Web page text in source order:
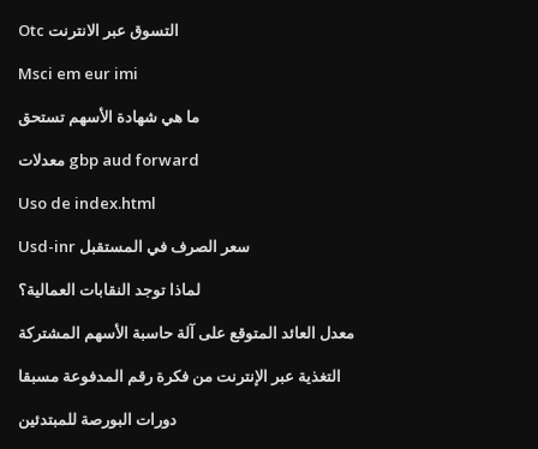
Otc التسوق عبر الانترنت
Msci em eur imi
ما هي شهادة الأسهم تستحق
معدلات gbp aud forward
Uso de index.html
Usd-inr سعر الصرف في المستقبل
لماذا توجد النقابات العمالية؟
معدل العائد المتوقع على آلة حاسبة الأسهم المشتركة
التغذية عبر الإنترنت من فكرة رقم المدفوعة مسبقا
دورات البورصة للمبتدئين